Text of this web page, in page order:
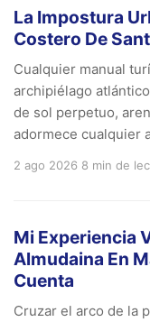
La Impostura
Costero De
Cualquier manual
archipiélago
de sol perpetuo,
adormece cualquier
2 ago 2026 8 min de
Mi Experiencia
Almudaina En
Cuenta
Cruzar el arco de la